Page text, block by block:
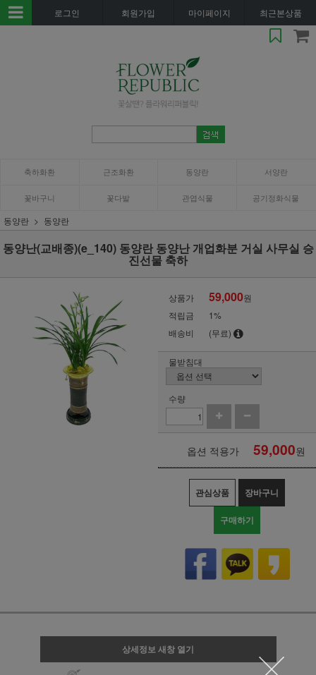
로그인 회원가입 마이페이지 최근본상품
축하화환 근조화환 동양란 서양란
꽃바구니 꽃다발 관엽식물 공기정화식물
동양란 동양란
동양난(교배종)(e_140) 동양란 동양난 개업화분 거실 사무실 승
진선물 축하
상품가 59,000원
적립금
1%
배송비
(무료)
물받침대
수량
옵션 적용가 59,000원
관심상품 장바구니
구매하기
상세정보 새창 열기